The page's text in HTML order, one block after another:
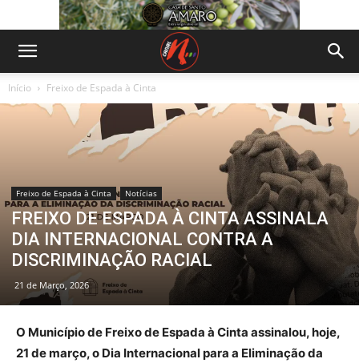
Início Freixo de Espada à Cinta
Freixo de Espada à Cinta Notícias
FREIXO DE ESPADA À CINTA ASSINALA
DIA INTERNACIONAL CONTRA A
DISCRIMINAÇÃO RACIAL
21 de Março, 2026
O Município de Freixo de Espada à Cinta assinalou, hoje,
21 de março, o Dia Internacional para a Eliminação da